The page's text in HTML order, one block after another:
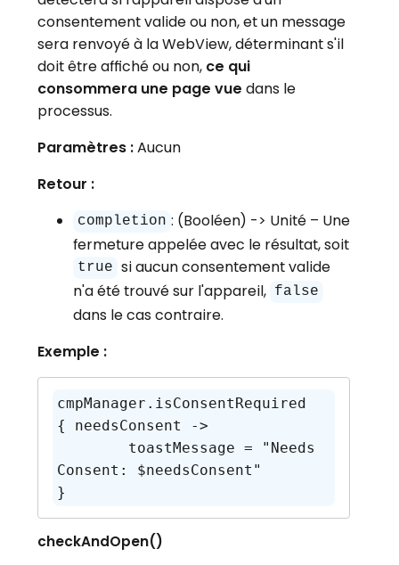
consentement valide ou non, et un message
sera renvoyé à la WebView, déterminant s'il
doit être affiché ou non, ce qui
consommera une page vue dans le
processus.
Paramètres :Aucun
Retour :
completion : (Booléen) -> Unité – Une
fermeture appelée avec le résultat, soit
true si aucun consentement valide
n'a été trouvé sur l'appareil, false
dans le cas contraire.
Exemple :
cmpManager.isConsentRequired
{ needsConsent ->
Consent: $needsConsent"
checkAndOpen()